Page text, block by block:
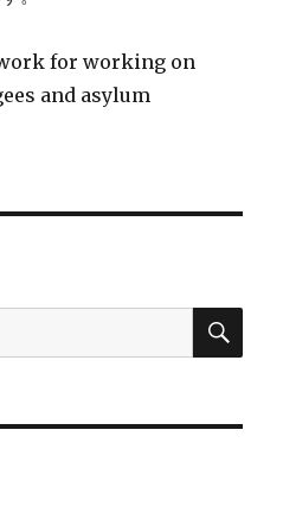
for working on
and asylum
検